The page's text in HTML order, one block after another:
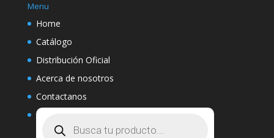
Menu
Home
Catálogo
Distribución Oficial
Acerca de nosotros
Contactanos